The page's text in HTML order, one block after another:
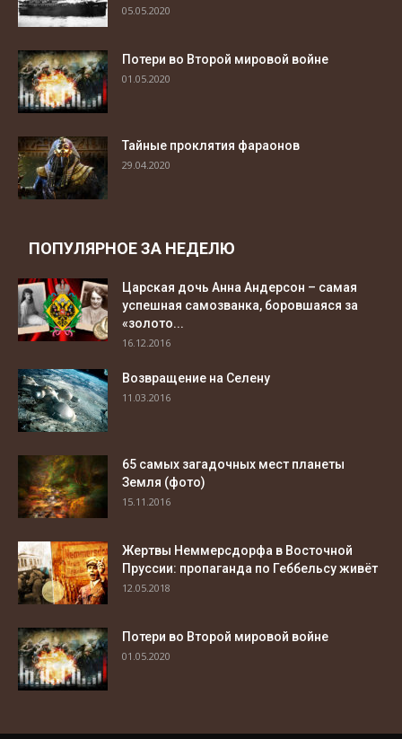
05.05.2020
Потери во Второй мировой войне
01.05.2020
Тайные проклятия фараонов
29.04.2020
ПОПУЛЯРНОЕ ЗА НЕДЕЛЮ
Царская дочь Анна Андерсон – самая
успешная самозванка, боровшаяся за
«золото...
16.12.2016
Возвращение на Селену
11.03.2016
65 самых загадочных мест планеты
Земля (фото)
15.11.2016
Жертвы Неммерсдорфа в Восточной
Пруссии: пропаганда по Геббельсу живёт
12.05.2018
Потери во Второй мировой войне
01.05.2020